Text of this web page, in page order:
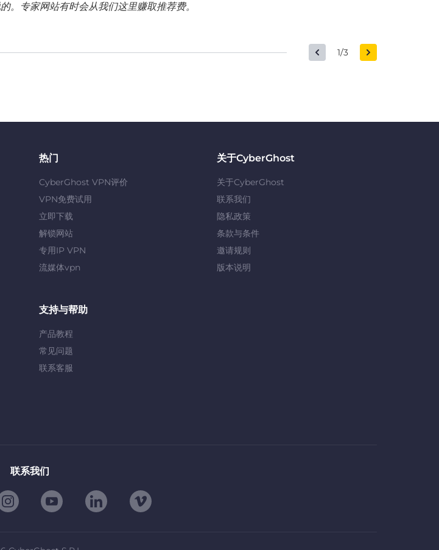
。专家网站有时会从我们这里赚取推荐费。
1/3
热门
CyberGhost VPN评价
VPN免费试用
立即下载
解锁网站
专用IP VPN
流媒体vpn
关于CyberGhost
关于CyberGhost
联系我们
隐私政策
条款与条件
邀请规则
版本说明
支持与帮助
产品教程
常见问题
联系客服
联系我们